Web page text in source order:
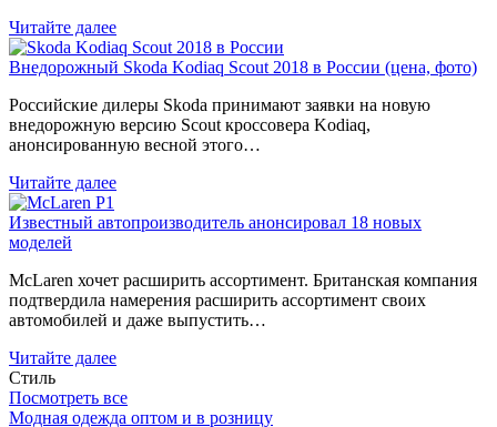
Читайте далее
Внедорожный Skoda Kodiaq Scout 2018 в России (цена, фото)
Российские дилеры Skoda принимают заявки на новую
внедорожную версию Scout кроссовера Kodiaq,
анонсированную весной этого…
Читайте далее
Известный автопроизводитель анонсировал 18 новых
моделей
McLaren хочет расширить ассортимент. Британская компания
подтвердила намерения расширить ассортимент своих
автомобилей и даже выпустить…
Читайте далее
Стиль
Посмотреть все
Модная одежда оптом и в розницу